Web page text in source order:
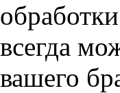
всегда
вашего